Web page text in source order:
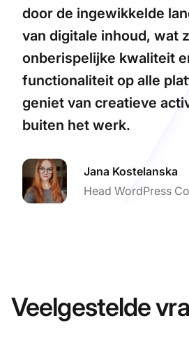
door de ingewikkelde
van digitale inhoud, wat
onberispelijke kwaliteit
functionaliteit op alle
geniet van creatieve
buiten het werk.
Jana Kostelanska
Head WordPress
Veelgestelde